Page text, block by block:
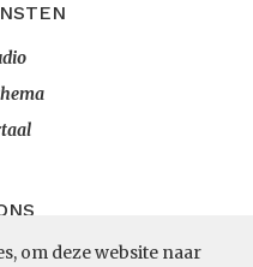
om deze website naar